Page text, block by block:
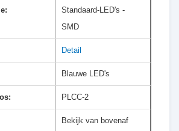
Standaard-LED's -
SMD
Detail
Blauwe LED's
PLCC-2
Bekijk van bovenaf